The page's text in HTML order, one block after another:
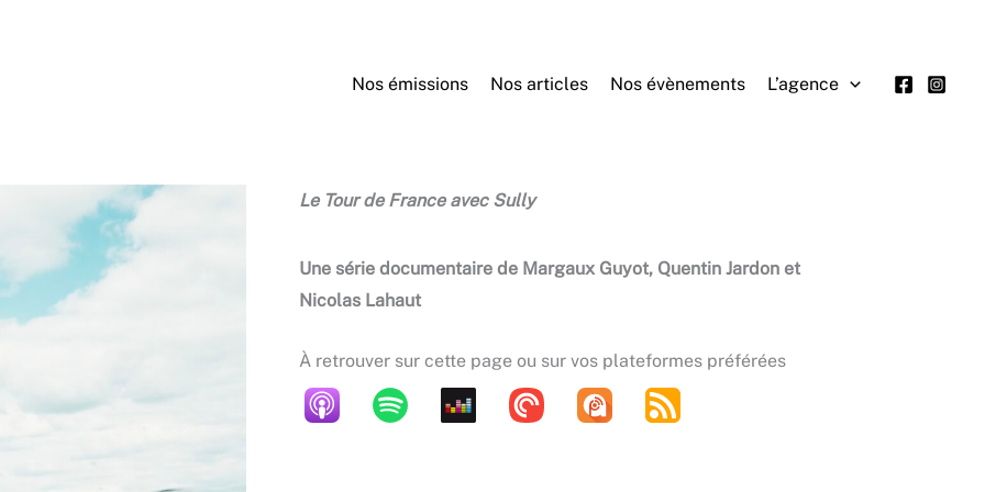
Nos émissions Nos articles Nos évènements L’agence
Le Tour de France avec Sully
Une série documentaire de Margaux Guyot, Quentin Jardon et
Nicolas Lahaut
À retrouver sur cette page ou sur vos plateformes préférées